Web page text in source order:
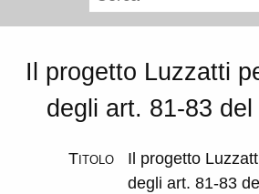
Il progetto Luzzatti
degli art. 81-83
Titolo
Il progetto
degli art. 81-83